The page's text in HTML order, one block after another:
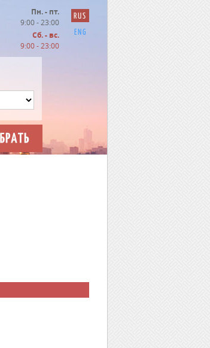
Пн. - пт.
9:00 - 23:00
Сб. - вс.
9:00 - 23:00
RUS
ENG